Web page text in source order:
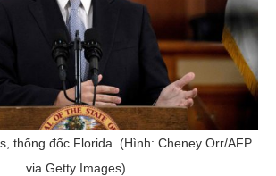
thống đốc Florida. (Hình: Cheney Orr/AFP
via Getty Images)